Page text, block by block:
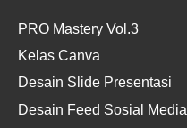
PRO Mastery Vol.3
Kelas Canva
Desain Slide Presentasi
Desain Feed Sosial Media